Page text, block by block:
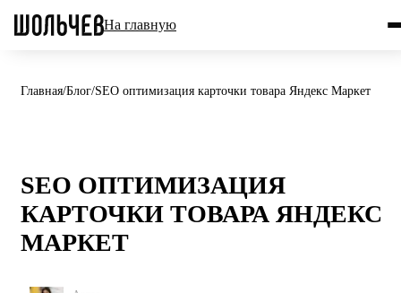
На главную
Главная/Блог/SEO оптимизация карточки товара Яндекс Маркет
SEO ОПТИМИЗАЦИЯ
КАРТОЧКИ ТОВАРА ЯНДЕКС
МАРКЕТ